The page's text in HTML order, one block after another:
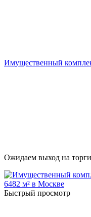
Имущественный
Ожидаем выход на торги
Быстрый просмотр